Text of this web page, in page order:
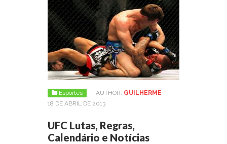
Esportes AUTHOR: GUILHERME
-
18 DE ABRIL DE 2013
UFC Lutas, Regras,
Calendário e Notícias